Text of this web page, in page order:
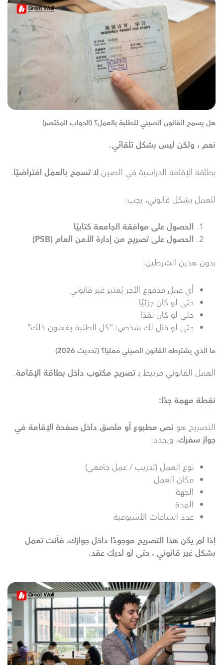
هل يسمح القانون الصيني للطلبة بالعمل؟ (الجواب المختصر)
نعم ، ولكن ليس بشكل تلقائي.
بطاقة الإقامة الدراسية في الصينلا تسمح بالعمل افتراضيًا.
للعمل بشكل قانوني، يجب:
الحصول على موافقة الجامعة كتابيًا
الحصول على تصريح من إدارة الأمن العام(PSB)
بدون هذين الشرطين:
أي عمل مدفوع الأجر يُعتبر غير قانوني
حتى لو كان جزئيًا
حتى لو كان نقدًا
حتى لو قال لك شخص: “كل الطلبة يفعلون ذلك”
ما الذي يشترطه القانون الصيني فعليًا؟ (تحديث 2026)
العمل القانوني مرتبط بـتصريح مكتوب داخل بطاقة الإقامة.
نقطة مهمة جدًا:
التصريح هو نص مطبوع أو ملصق داخل صفحة الإقامة في
جواز سفرك، ويحدد:
نوع العمل (تدريب / عمل جامعي)
مكان العمل
الجهة
المدة
عدد الساعات الأسبوعية
إذا لم يكن هذا التصريح موجودًا داخل جوازك، فأنت تعمل
بشكل غير قانوني ، حتى لو لديك عقد.